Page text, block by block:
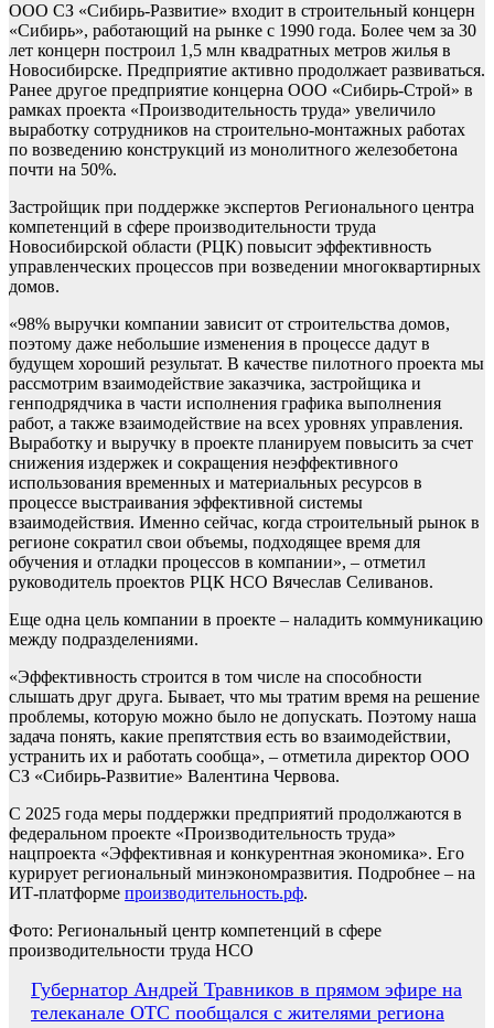
ООО СЗ «Сибирь-Развитие» входит в строительный концерн
«Сибирь», работающий на рынке с 1990 года. Более чем за 30
лет концерн построил 1,5 млн квадратных метров жилья в
Новосибирске. Предприятие активно продолжает развиваться.
Ранее другое предприятие концерна ООО «Сибирь-Строй» в
рамках проекта «Производительность труда» увеличило
выработку сотрудников на строительно-монтажных работах
по возведению конструкций из монолитного железобетона
почти на 50%.
Застройщик при поддержке экспертов Регионального центра
компетенций в сфере производительности труда
Новосибирской области (РЦК) повысит эффективность
управленческих процессов при возведении многоквартирных
домов.
«98% выручки компании зависит от строительства домов,
поэтому даже небольшие изменения в процессе дадут в
будущем хороший результат. В качестве пилотного проекта мы
рассмотрим взаимодействие заказчика, застройщика и
генподрядчика в части исполнения графика выполнения
работ, а также взаимодействие на всех уровнях управления.
Выработку и выручку в проекте планируем повысить за счет
снижения издержек и сокращения неэффективного
использования временных и материальных ресурсов в
процессе выстраивания эффективной системы
взаимодействия. Именно сейчас, когда строительный рынок в
регионе сократил свои объемы, подходящее время для
обучения и отладки процессов в компании», – отметил
руководитель проектов РЦК НСО Вячеслав Селиванов.
Еще одна цель компании в проекте – наладить коммуникацию
между подразделениями.
«Эффективность строится в том числе на способности
слышать друг друга. Бывает, что мы тратим время на решение
проблемы, которую можно было не допускать. Поэтому наша
задача понять, какие препятствия есть во взаимодействии,
устранить их и работать сообща», – отметила директор ООО
СЗ «Сибирь-Развитие» Валентина Червова.
С 2025 года меры поддержки предприятий продолжаются в
федеральном проекте «Производительность труда»
нацпроекта «Эффективная и конкурентная экономика». Его
курирует региональный минэкономразвития. Подробнее – на
ИТ-платформе производительность.рф.
Фото: Региональный центр компетенций в сфере
производительности труда НСО
Навигация
по
Губернатор Андрей Травников в прямом эфире на
телеканале ОТС пообщался с жителями региона